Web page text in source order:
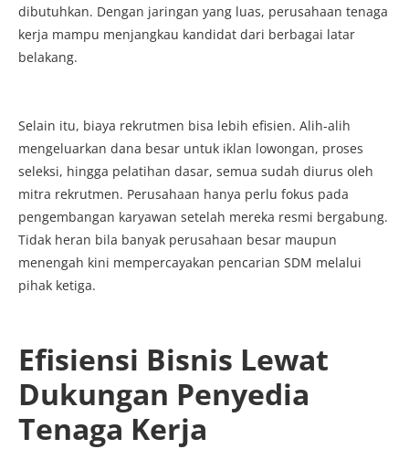
dibutuhkan. Dengan jaringan yang luas, perusahaan tenaga
kerja mampu menjangkau kandidat dari berbagai latar
belakang.
Selain itu, biaya rekrutmen bisa lebih efisien. Alih-alih
mengeluarkan dana besar untuk iklan lowongan, proses
seleksi, hingga pelatihan dasar, semua sudah diurus oleh
mitra rekrutmen. Perusahaan hanya perlu fokus pada
pengembangan karyawan setelah mereka resmi bergabung.
Tidak heran bila banyak perusahaan besar maupun
menengah kini mempercayakan pencarian SDM melalui
pihak ketiga.
Efisiensi Bisnis Lewat
Dukungan Penyedia
Tenaga Kerja